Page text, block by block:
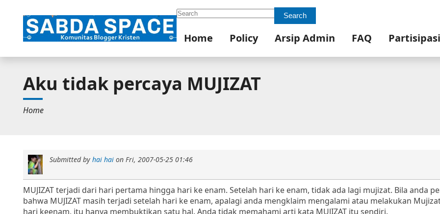
Search Search
Home Policy Arsip Admin FAQ Partisipasi
Aku tidak percaya MUJIZAT
Home
Submitted by hai hai on Fri, 2007-05-25 01:46
MUJIZAT terjadi dari hari pertama hingga hari ke enam. Setelah hari ke enam, tidak ada lagi mujizat. Bila anda
bahwa MUJIZAT masih terjadi setelah hari ke enam, apalagi anda mengklaim mengalami atau melakukan
hari keenam, itu hanya membuktikan satu hal. Anda tidak memahami arti kata MUJIZAT itu sendiri.